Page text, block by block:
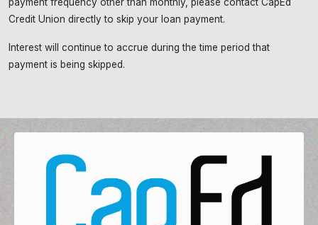
Credit Union directly to skip your loan payment.
Interest will continue to accrue during the time period that
payment is being skipped.